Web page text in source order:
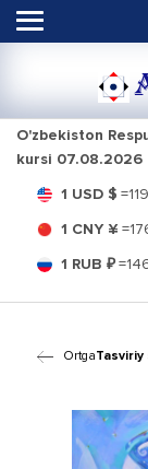
O'zbekiston
kursi 07.08.2026
1 USD $ =
1 CNY ¥ =
1 RUB ₽=
Ortga